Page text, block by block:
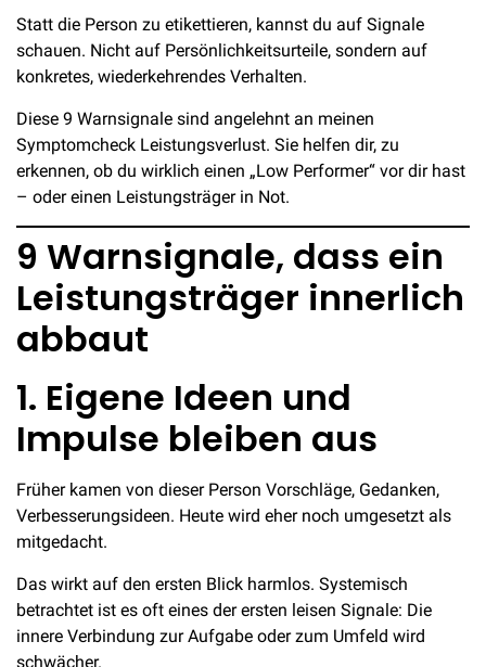
Statt die Person zu etikettieren, kannst du auf Signale
schauen. Nicht auf Persönlichkeitsurteile, sondern auf
konkretes, wiederkehrendes Verhalten.
Diese 9 Warnsignale sind angelehnt an meinen
Symptomcheck Leistungsverlust. Sie helfen dir, zu
erkennen, ob du wirklich einen „Low Performer“ vor dir hast
– oder einen Leistungsträger in Not.
9 Warnsignale, dass ein
Leistungsträger innerlich
abbaut
1. Eigene Ideen und
Impulse bleiben aus
Früher kamen von dieser Person Vorschläge, Gedanken,
Verbesserungsideen. Heute wird eher noch umgesetzt als
mitgedacht.
Das wirkt auf den ersten Blick harmlos. Systemisch
betrachtet ist es oft eines der ersten leisen Signale: Die
innere Verbindung zur Aufgabe oder zum Umfeld wird
schwächer.